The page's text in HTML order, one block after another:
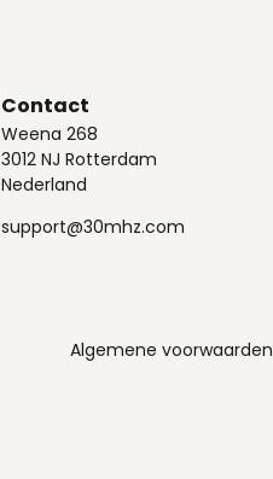
Contact
Weena 268
3012 NJ Rotterdam
Nederland
support@30mhz.com
Algemene voorwaarden